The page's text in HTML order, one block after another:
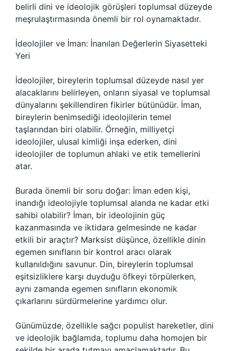
belirli dini ve ideolojik görüşleri toplumsal düzeyde
meşrulaştırmasında önemli bir rol oynamaktadır.
İdeolojiler ve İman: İnanılan Değerlerin Siyasetteki
Yeri
İdeolojiler, bireylerin toplumsal düzeyde nasıl yer
alacaklarını belirleyen, onların siyasal ve toplumsal
dünyalarını şekillendiren fikirler bütünüdür. İman,
bireylerin benimsediği ideolojilerin temel
taşlarından biri olabilir. Örneğin, milliyetçi
ideolojiler, ulusal kimliği inşa ederken, dini
ideolojiler de toplumun ahlaki ve etik temellerini
atar.
Burada önemli bir soru doğar: İman eden kişi,
inandığı ideolojiyle toplumsal alanda ne kadar etki
sahibi olabilir? İman, bir ideolojinin güç
kazanmasında ve iktidara gelmesinde ne kadar
etkili bir araçtır? Marksist düşünce, özellikle dinin
egemen sınıfların bir kontrol aracı olarak
kullanıldığını savunur. Din, bireylerin toplumsal
eşitsizliklere karşı duyduğu öfkeyi törpülerken,
aynı zamanda egemen sınıfların ekonomik
çıkarlarını sürdürmelerine yardımcı olur.
Günümüzde, özellikle sağcı populist hareketler, dini
ve ideolojik bağlamda, toplumu daha homojen bir